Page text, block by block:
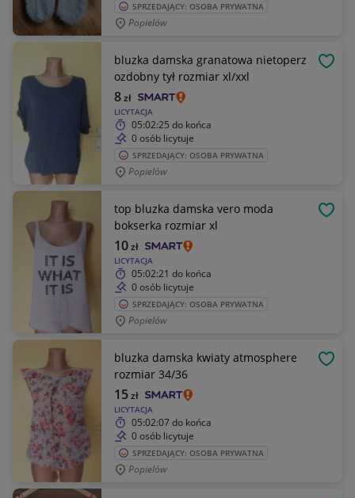
SPRZEDAJĄCY: OSOBA PRYWATNA
Popielów
bluzka damska granatowa nietoperz
ozdobny tył rozmiar xl/xxl
LICYTACJA
8zł
05:02:25 do końca
0 osób licytuje
SPRZEDAJĄCY: OSOBA PRYWATNA
Popielów
top bluzka damska vero moda
bokserka rozmiar xl
LICYTACJA
10zł
05:02:21 do końca
0 osób licytuje
SPRZEDAJĄCY: OSOBA PRYWATNA
Popielów
bluzka damska kwiaty atmosphere
rozmiar 34/36
LICYTACJA
15zł
05:02:07do końca
0 osób licytuje
SPRZEDAJĄCY: OSOBA PRYWATNA
Popielów